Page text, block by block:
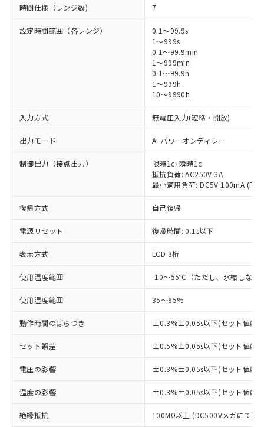
時間仕様（レンジ数) 7
設定時間範囲（各レンジ）
0.1～99.9s
1～999s
0.1～99.9min
1～999min
0.1～99.9h
1～999h
10～9990h
入力方式 無電圧入力(短絡・開放)
出力モード A: パワーオンディレー
制御出力（接点出力）
限時1c+瞬時1c
抵抗負荷: AC250V 3A
最小適用負荷: DC5V 100mA (P水
復帰方式 自己復帰
電源リセット 復帰時間: 0.1s以下
表示方式 LCD 3桁
使用温度範囲 -10～55℃（ただし、氷結しない
使用湿度範囲 35～85%
動作時間のばらつき ±0.3%±0.05s以下(セット値に
セット誤差 ±0.5%±0.05s以下(セット値に
電圧の影響 ±0.3%±0.05s以下(セット値に
温度の影響 ±0.3%±0.05s以下(セット値に
絶縁抵抗 100MΩ以上 (DC500Vメガにて)
ご利用条件
以下の条件をお読みいただき、同意のうえ
本サービスは、当社制御機器事業取扱
※1 対応状況
対応済み：EU RoHS指令（10物質）の
非含有に対応した製品が提供可能な商品で
す。
対応予定：EU RoHS指令（10物質）の非含
有に対応した製品に切り替える予定のある
商品です。
対応予定なし：EU RoHS指令（10物質）の
非含有に非対応の商品で、対応品を出す予
調査・確認中：EU RoHS指令（10物質）の